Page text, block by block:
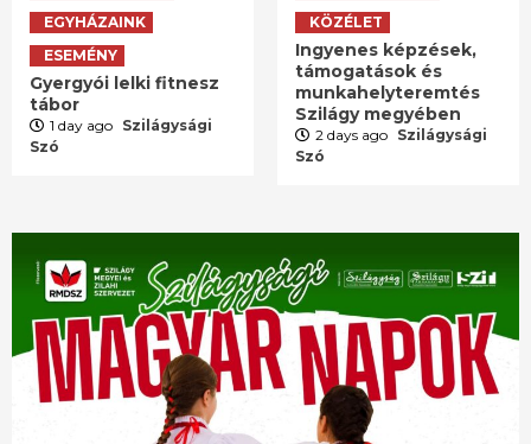
EGYHÁZAINK
ESEMÉNY
Gyergyói lelki fitnesz
tábor
1 day ago Szilágysági
Szó
KÖZÉLET
Ingyenes képzések,
támogatások és
munkahelyteremtés
Szilágy megyében
2 days ago Szilágysági
Szó